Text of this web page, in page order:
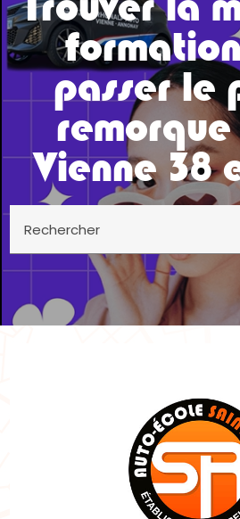
passer le
remorque
Vienne 38
Rechercher